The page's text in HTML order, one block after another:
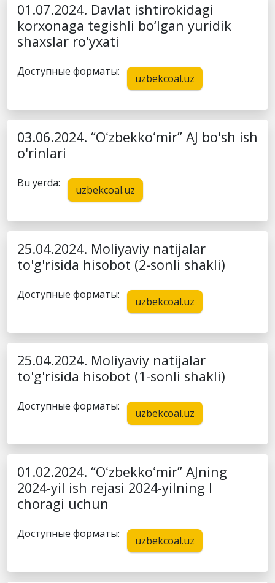
01.07.2024. Davlat ishtirokidagi
korxonaga tegishli bo‘lgan yuridik
shaxslar ro'yxati
Доступные форматы:
uzbekcoal.uz
03.06.2024. “Oʻzbekkoʻmir” AJ bo'sh ish
o'rinlari
Bu yerda:
uzbekcoal.uz
25.04.2024. Moliyaviy natijalar
to'g'risida hisobot (2-sonli shakli)
Доступные форматы:
uzbekcoal.uz
25.04.2024. Moliyaviy natijalar
to'g'risida hisobot (1-sonli shakli)
Доступные форматы:
uzbekcoal.uz
01.02.2024. “Oʻzbekkoʻmir” AJning
2024-yil ish rejasi 2024-yilning I
choragi uchun
Доступные форматы:
uzbekcoal.uz